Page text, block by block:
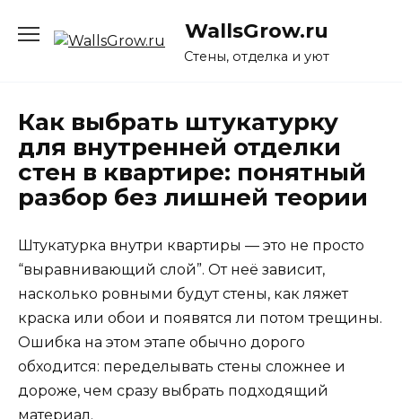
содержанию
WallsGrow.ru
Стены, отделка и уют
Как выбрать штукатурку
для внутренней отделки
стен в квартире: понятный
разбор без лишней теории
Штукатурка внутри квартиры — это не просто
“выравнивающий слой”. От неё зависит,
насколько ровными будут стены, как ляжет
краска или обои и появятся ли потом трещины.
Ошибка на этом этапе обычно дорого
обходится: переделывать стены сложнее и
дороже, чем сразу выбрать подходящий
материал.